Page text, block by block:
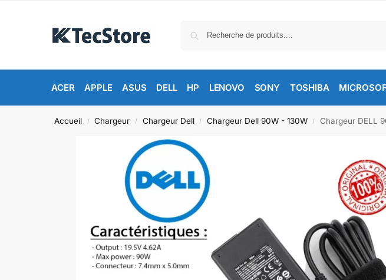
ACER APPLE ASUS DELL HP LENOVO SONY TOSHIBA
Accueil / Chargeur / Chargeur Dell / Chargeur Dell 90W - 130W / Chargeur DELL